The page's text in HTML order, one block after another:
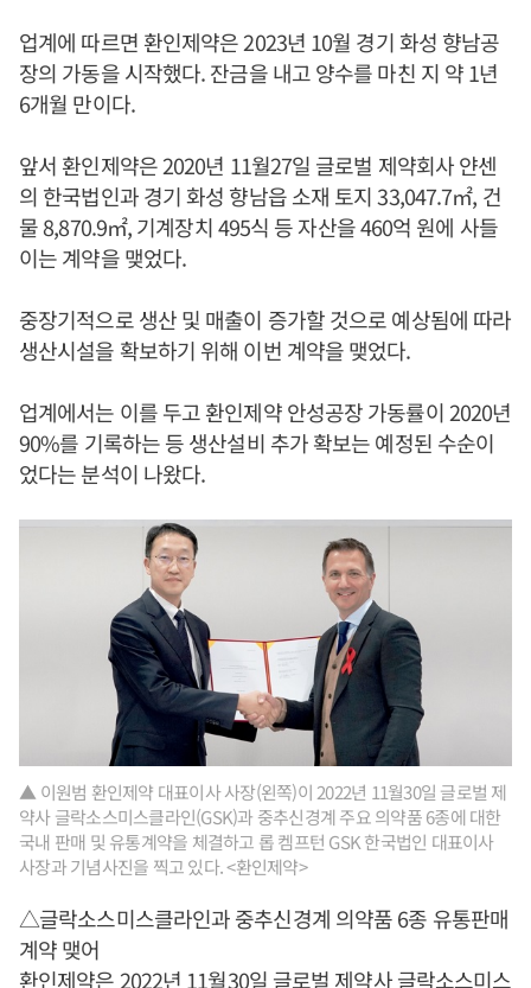
업계에 따르면 환인제약은 2023년 10월 경기 화성 향남공
장의 가동을 시작했다. 잔금을 내고 양수를 마친 지 약 1년
6개월 만이다.
앞서 환인제약은 2020년 11월27일 글로벌 제약회사 얀센
의 한국법인과 경기 화성 향남읍 소재 토지 33,047.7㎡, 건
물 8,870.9㎡, 기계장치 495식 등 자산을 460억 원에 사들
이는 계약을 맺었다.
중장기적으로 생산 및 매출이 증가할 것으로 예상됨에 따라
생산시설을 확보하기 위해 이번 계약을 맺었다.
업계에서는 이를 두고 환인제약 안성공장 가동률이 2020년
90%를 기록하는 등 생산설비 추가 확보는 예정된 수순이
었다는 분석이 나왔다.
▲ 이원범 환인제약 대표이사 사장(왼쪽)이 2022년 11월30일 글로벌 제
약사 글락소스미스클라인(GSK)과 중추신경계 주요 의약품 6종에 대한
국내 판매 및 유통계약을 체결하고 롭 켐프턴 GSK 한국법인 대표이사
사장과 기념사진을 찍고 있다. <환인제약>
△글락소스미스클라인과 중추신경계 의약품 6종 유통판매
계약 맺어
환인제약은 2022년 11월30일 글로벌 제약사 글락소스미스